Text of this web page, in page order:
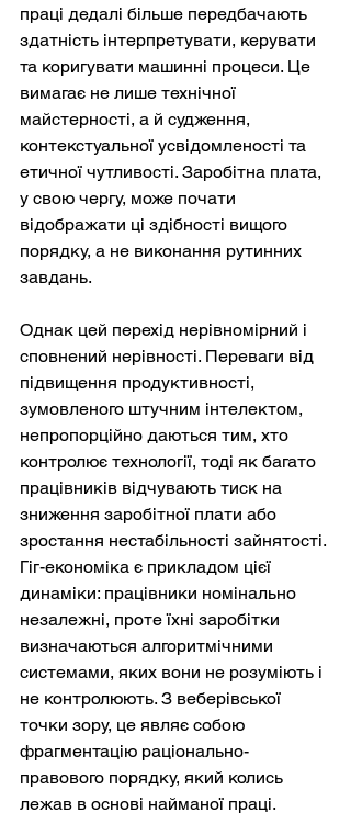
праці дедалі більше передбачають
здатність інтерпретувати, керувати
та коригувати машинні процеси. Це
вимагає не лише технічної
майстерності, а й судження,
контекстуальної усвідомленості та
етичної чутливості. Заробітна плата,
у свою чергу, може почати
відображати ці здібності вищого
порядку, а не виконання рутинних
завдань.
Однак цей перехід нерівномірний і
сповнений нерівності. Переваги від
підвищення продуктивності,
зумовленого штучним інтелектом,
непропорційно даються тим, хто
контролює технології, тоді як багато
працівників відчувають тиск на
зниження заробітної плати або
зростання нестабільності зайнятості.
Гіг-економіка є прикладом цієї
динаміки: працівники номінально
незалежні, проте їхні заробітки
визначаються алгоритмічними
системами, яких вони не розуміють і
не контролюють. З веберівської
точки зору, це являє собою
фрагментацію раціонально-
правового порядку, який колись
лежав в основі найманої праці.